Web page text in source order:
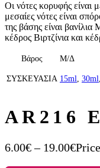
Οι νότες κορυφής είναι
μεσαίες νότες είναι
της βάσης είναι
κέδρος Βιρτζίνια και
Βάρος Μ/Δ
ΣΥΣΚΕΥΑΣΙΑ 15ml, 30ml,
AR216
6.00€ – 19.00€